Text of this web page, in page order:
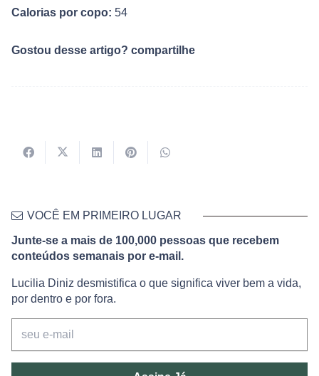
Calorias por copo: 54
Gostou desse artigo? compartilhe
VOCÊ EM PRIMEIRO LUGAR
Junte-se a mais de 100,000 pessoas que recebem
conteúdos semanais por e-mail.
Lucilia Diniz desmistifica o que significa viver bem a vida,
por dentro e por fora.